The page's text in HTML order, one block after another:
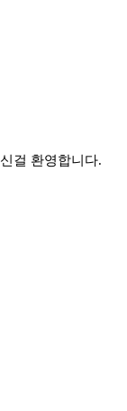
걸 환영합니다.